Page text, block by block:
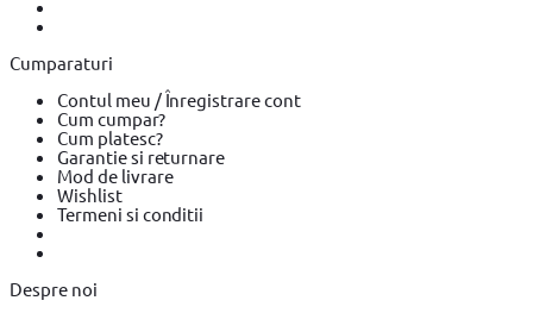
Cumparaturi
Contul meu / Înregistrare cont
Cum cumpar?
Cum platesc?
Garantie si returnare
Mod de livrare
Wishlist
Termeni si conditii
Despre noi